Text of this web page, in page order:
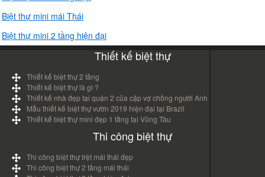
Biệt thự mini mái Thái
Biệt thự mini 2 tầng hiện đại
Thiết kế biệt thự
Thiết kế biệt thự 2 tầng
Thiết kế biệt thự là gì ?
Thiết kế nhà đẹp tại quận 2 của cặp vợ chồng người Anh
Mẫu thiết kế biệt thự vườn 2019 hiện đại tại Brazil
Thiết kế biệt thự mini đẹp 1 tầng tại Vũng Tàu
Thi công biệt thự
Thi công biệt thự trệt mái thái đẹp
Thi công biệt thự 2 tầng mái thái